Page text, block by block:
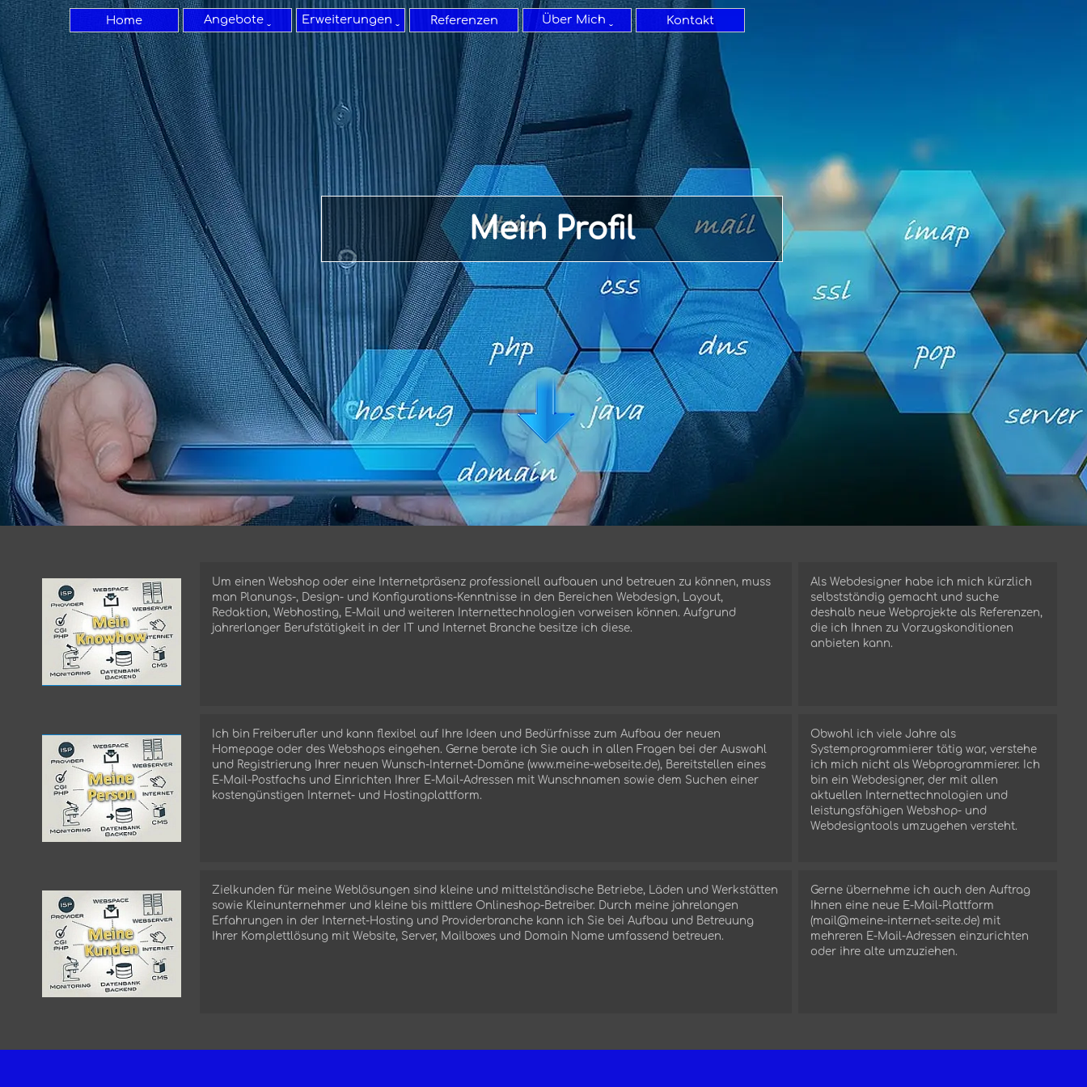
Direkt zum Seiteninhalt
Menü überspringen
Home Angebote ˬ ▼
Erweiterungen ˬ ▼
Referenzen Über Mich ˬ ▼
Kontakt
Mein Profil
Webdesigner - Mein Profil und Knowhow
Referenzen anschauen?
» Hier klicken «
Um einen Webshop oder eine Internetpräsenz professionell aufbauen und betreuen zu können, muss
man Planungs-, Design- und Konfigurations-Kenntnisse in den Bereichen Webdesign, Layout,
Redaktion, Webhosting, E-Mail und weiteren Internettechnologien vorweisen können. Aufgrund
jahrerlanger Berufstätigkeit in der IT und Internet Branche besitze ich diese.
Als Webdesigner habe ich mich kürzlich
selbstständig gemacht und suche
deshalb neue Webprojekte als Referenzen,
die ich Ihnen zu Vorzugskonditionen
anbieten kann.
Ich bin Freiberufler und kann flexibel auf Ihre Ideen und Bedürfnisse zum Aufbau der neuen
Homepage oder des Webshops eingehen. Gerne berate ich Sie auch in allen Fragen bei der Auswahl
und Registrierung Ihrer neuen Wunsch-Internet-Domäne(www.meine-webseite.de), Bereitstellen eines
E-Mail-Postfachs und Einrichten Ihrer E-Mail-Adressen mitWunschnamen sowie dem Suchen einer
kostengünstigen Internet- und Hostingplattform.
Obwohl ich viele Jahre als
Systemprogrammierer tätig war, verstehe
ich mich nicht als Webprogrammierer. Ich
bin ein Webdesigner, der mit allen
aktuellen Internettechnologien und
leistungsfähigen Webshop- und
Webdesigntools umzugehen versteht.
Zielkunden für meine Weblösungen sind kleine und mittelständische Betriebe, Läden und Werkstätten
sowie Kleinunternehmer und kleine bis mittlere Onlineshop-Betreiber. Durch meine jahrelangen
Erfahrungen in der Internet-Hosting und Providerbranche kann ich Sie bei Aufbau und Betreuung
Ihrer Komplettlösung mit Website, Server, Mailboxes und Domain Name umfassend betreuen.
Gerne übernehme ich auch den Auftrag
Ihnen eine neue E-Mail-Plattform
(mail@meine-internet-seite.de) mit
mehreren E-Mail-Adressen einzurichten
oder ihre alte umzuziehen.